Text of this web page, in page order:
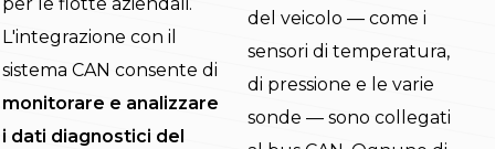
L'integrazione con il
sistema CAN consente di
monitorare e analizzare
i dati diagnostici del
del veicolo — come i
sensori di temperatura,
di pressione e le varie
sonde — sono collegati